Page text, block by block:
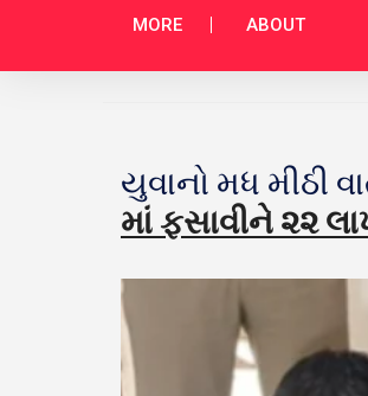
MORE ABOUT
યુવાનો મધ મીઠી
માં ફસાવીને ૨૨